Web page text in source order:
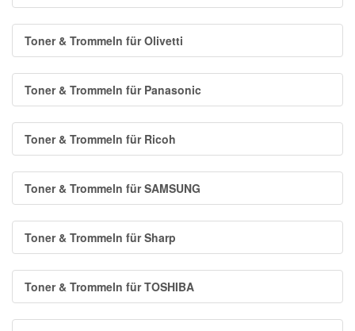
Toner & Trommeln für Olivetti
Toner & Trommeln für Panasonic
Toner & Trommeln für Ricoh
Toner & Trommeln für SAMSUNG
Toner & Trommeln für Sharp
Toner & Trommeln für TOSHIBA